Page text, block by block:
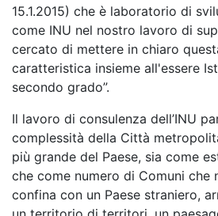
15.1.2015) che è laboratorio di
come INU nel nostro lavoro di
cercato di mettere in chiaro
caratteristica insieme all'essere
secondo grado”.
Il lavoro di consulenza dell’INU
complessità della Città
più grande del Paese, sia come
che come numero di Comuni che
confina con un Paese straniero,